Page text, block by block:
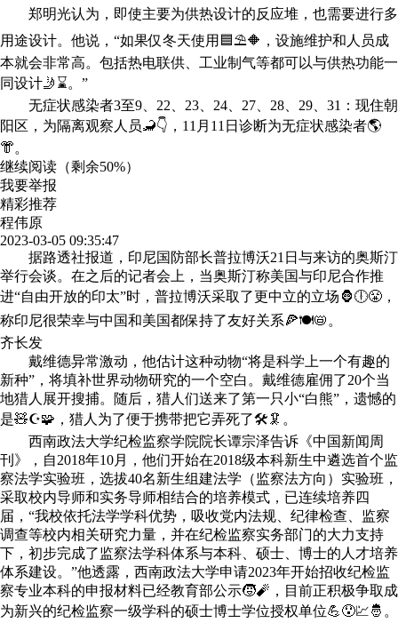
郑明光认为，即使主要为供热设计的反应堆，也需要进行多
用途设计。他说，“如果仅冬天使用🟦⛱🔶，设施维护和人员成
本就会非常高。包括热电联供、工业制气等都可以与供热功能一
同设计🤳⌛。”
无症状感染者3至9、22、23、24、27、28、29、31：现住朝
阳区，为隔离观察人员🦂👇，11月11日诊断为无症状感染者🌎
👘。
继续阅读（剩余50%）
我要举报
精彩推荐
程伟原
2023-03-05 09:35:47
据路透社报道，印尼国防部长普拉博沃21日与来访的奥斯汀
举行会谈。在之后的记者会上，当奥斯汀称美国与印尼合作推
进“自由开放的印太”时，普拉博沃采取了更中立的立场🦍🕕😤，
称印尼很荣幸与中国和美国都保持了友好关系🍕🍽📛。
齐长发
戴维德异常激动，他估计这种动物“将是科学上一个有趣的
新种”，将填补世界动物研究的一个空白。戴维德雇佣了20个当
地猎人展开搜捕。随后，猎人们送来了第一只小“白熊”，遗憾的
是🧸☪🧩，猎人为了便于携带把它弄死了🛠🦑。
西南政法大学纪检监察学院院长谭宗泽告诉《中国新闻周
刊》，自2018年10月，他们开始在2018级本科新生中遴选首个监
察法学实验班，选拔40名新生组建法学（监察法方向）实验班，
采取校内导师和实务导师相结合的培养模式，已连续培养四
届，“我校依托法学学科优势，吸收党内法规、纪律检查、监察
调查等校内相关研究力量，并在纪检监察实务部门的大力支持
下，初步完成了监察法学科体系与本科、硕士、博士的人才培养
体系建设。”他透露，西南政法大学申请2023年开始招收纪检监
察专业本科的申报材料已经教育部公示🧒🧨，目前正积极争取成
为新兴的纪检监察一级学科的硕士博士学位授权单位💪😯💹🤴。